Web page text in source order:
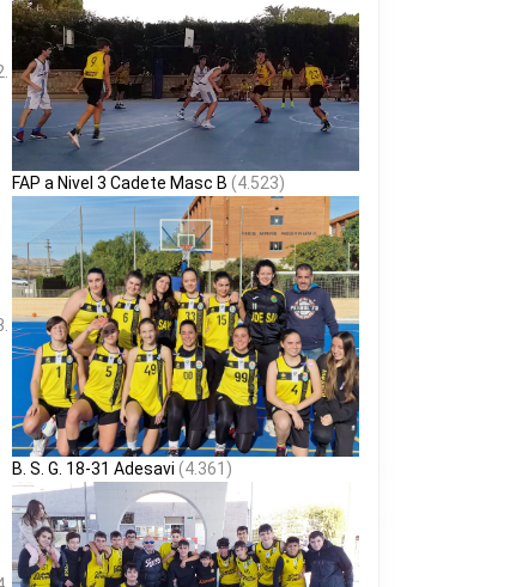
FAP a Nivel 3 Cadete Masc B (4.523)
B. S. G. 18-31 Adesavi (4.361)